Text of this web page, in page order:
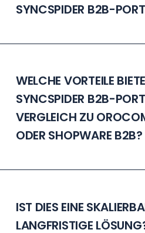
SYNCSPIDER B2B-
WELCHE VORTEILE
SYNCSPIDER B2B-
VERGLEICH ZU
ODER SHOPWARE B2B?
IST DIES EINE
LANGFRISTIGE